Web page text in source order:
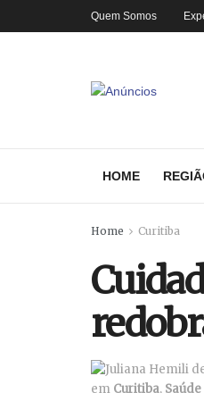
Quem Somos
HOME
Home Curitiba
em Curitiba,